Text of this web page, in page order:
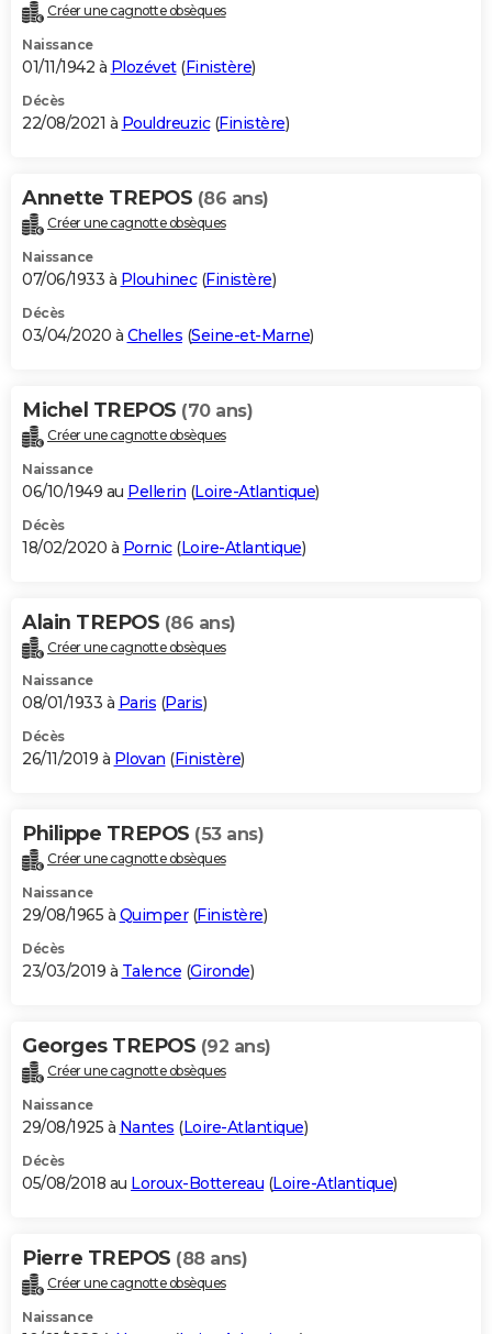
Créer une cagnotte obsèques
Naissance
01/11/1942 à Plozévet(Finistère)
Décès
22/08/2021 à Pouldreuzic(Finistère)
Annette TREPOS (86 ans)
Créer une cagnotte obsèques
Naissance
07/06/1933 à Plouhinec(Finistère)
Décès
03/04/2020 à Chelles (Seine-et-Marne)
Michel TREPOS (70 ans)
Créer une cagnotte obsèques
Naissance
06/10/1949 au Pellerin (Loire-Atlantique)
Décès
18/02/2020 à Pornic(Loire-Atlantique)
Alain TREPOS (86 ans)
Créer une cagnotte obsèques
Naissance
08/01/1933 à Paris (Paris)
Décès
26/11/2019 à Plovan (Finistère)
Philippe TREPOS (53 ans)
Créer une cagnotte obsèques
Naissance
29/08/1965 à Quimper(Finistère)
Décès
23/03/2019 à Talence (Gironde)
Georges TREPOS (92 ans)
Créer une cagnotte obsèques
Naissance
29/08/1925 à Nantes (Loire-Atlantique)
Décès
05/08/2018 au Loroux-Bottereau (Loire-Atlantique)
Pierre TREPOS (88 ans)
Créer une cagnotte obsèques
Naissance